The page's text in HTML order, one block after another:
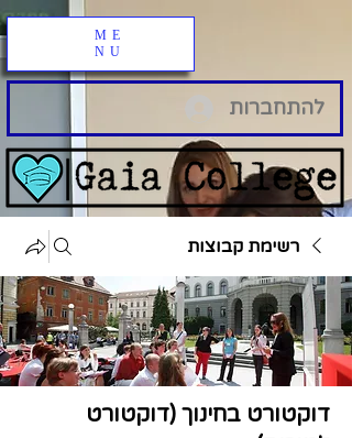
ME
NU
להתחברות
רשימת קבוצות
דוקטורט בחינוך (דוקטורט